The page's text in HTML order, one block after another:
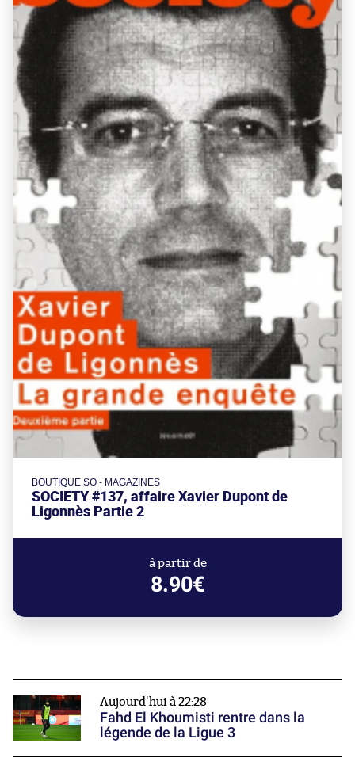
BOUTIQUE SO - MAGAZINES
SOCIETY #137, affaire Xavier Dupont de
Ligonnès Partie 2
à partir de
8.90€
Aujourd'hui à 22:28
Fahd El Khoumisti rentre dans la
légende de la Ligue 3